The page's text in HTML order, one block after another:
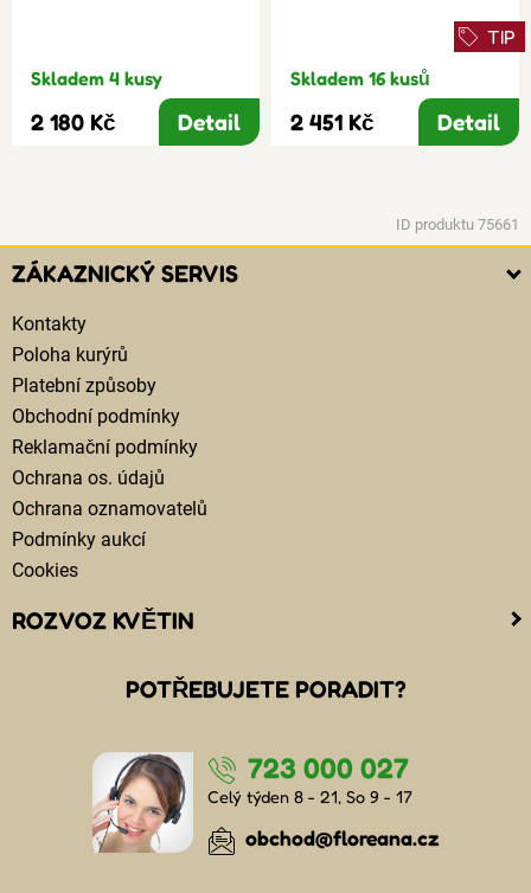
Skladem 4 kusy
2 180 Kč Detail
TIP
Skladem 16 kusů
2 451 Kč Detail
ID produktu 75661
ZÁKAZNICKÝ SERVIS
Kontakty
Poloha kurýrů
Platební způsoby
Obchodní podmínky
Reklamační podmínky
Ochrana os. údajů
Ochrana oznamovatelů
Podmínky aukcí
Cookies
ROZVOZ KVĚTIN
Kam doručujeme květiny
Cena za doručení květin
Doručení květin sledujete online
Kdo jsou lidé, kteří doručují kytice
Odkud květiny doručujeme
POTŘEBUJETE PORADIT?
723 000 027
Celý týden 8 - 21, So 9 - 17
obchod@floreana.cz